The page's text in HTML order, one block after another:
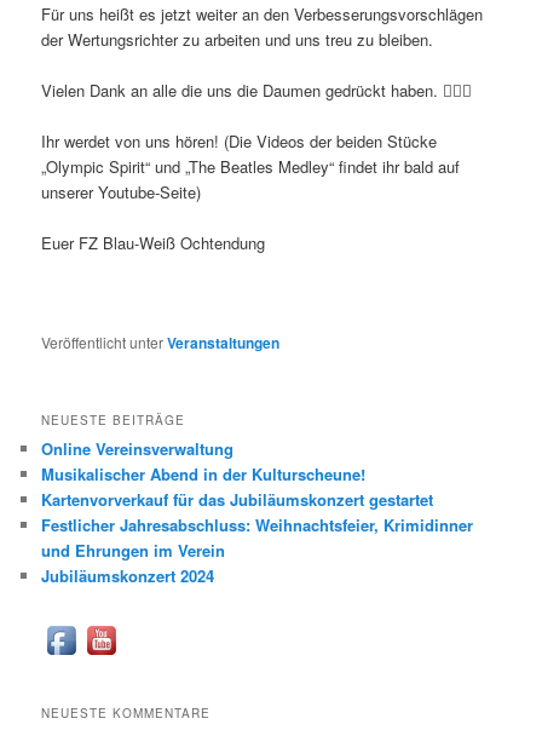
Für uns heißt es jetzt weiter an den Verbesserungsvorschlägen
der Wertungsrichter zu arbeiten und uns treu zu bleiben.
Vielen Dank an alle die uns die Daumen gedrückt haben. ✊🏼🍀
Ihr werdet von uns hören! (Die Videos der beiden Stücke
„Olympic Spirit“ und „The Beatles Medley“ findet ihr bald auf
unserer Youtube-Seite)
Euer FZ Blau-Weiß Ochtendung
Veröffentlicht unterVeranstaltungen
NEUESTE BEITRÄGE
Online Vereinsverwaltung
Musikalischer Abend in der Kulturscheune!
Kartenvorverkauf für das Jubiläumskonzert gestartet
Festlicher Jahresabschluss: Weihnachtsfeier, Krimidinner
und Ehrungen im Verein
Jubiläumskonzert 2024
NEUESTE KOMMENTARE